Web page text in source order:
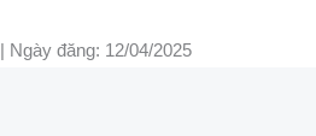
Ngày đăng: 12/04/2025